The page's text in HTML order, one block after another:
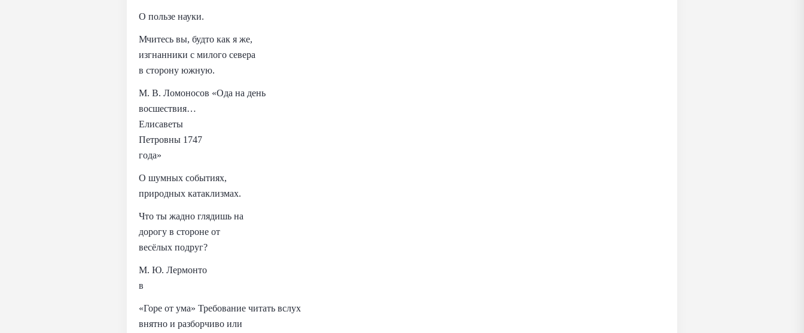
О пользе науки.
Мчитесь вы, будто как я же,
изгнанники с милого севера
в сторону южную.
М. В. Ломоносов «Ода на день
восшествия…
Елисаветы
Петровны 1747
года»
О шумных событиях,
природных катаклизмах.
Что ты жадно глядишь на
дорогу в стороне от
весёлых подруг?
М. Ю. Лермонто
в
«Горе от ума» Требование читать вслух
внятно и разборчиво или